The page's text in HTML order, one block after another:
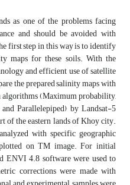
as one of the problems facing
and should be avoided with
first step in this way is to identify
maps for these soils. With the
and efficient use of satellite
the prepared salinity maps with
(Maximum probability,
Parallelepiped) by Landsat-5
of the eastern lands of Khoy city.
with specific geographic
on TM image. For initial
ENVI 4.8 software were used to
corrections were made with